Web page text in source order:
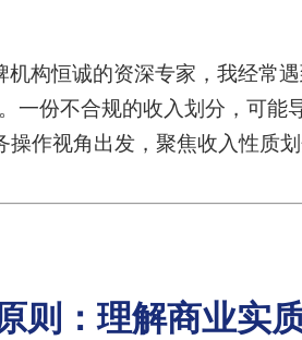
机构恒诚的资深专家，我经常
一份不合规的收入划分，可能
操作视角出发，聚焦收入性质
则：理解商业实